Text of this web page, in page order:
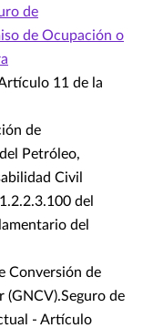
de
de Ocupación o
11 de la
de
Petróleo,
Civil
del
del
Conversión de
(GNCV).Seguro de
- Artículo